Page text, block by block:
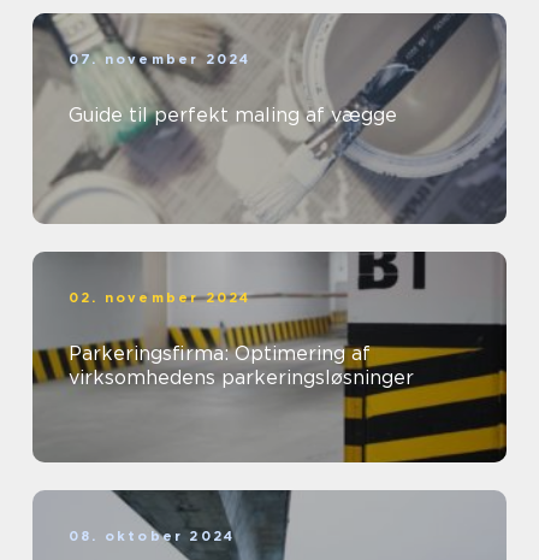
07. november 2024
Guide til perfekt maling af vægge
02. november 2024
Parkeringsfirma: Optimering af
virksomhedens parkeringsløsninger
08. oktober 2024